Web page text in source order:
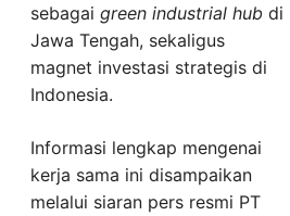
sebagai green industrial hub di
Jawa Tengah, sekaligus
magnet investasi strategis di
Indonesia.
Informasi lengkap mengenai
kerja sama ini disampaikan
melalui siaran pers resmi PT